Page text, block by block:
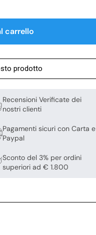
carrello
prodotto
Recensioni Verificate dei
nostri clienti
Pagamenti sicuri con Carta e
Paypal
Sconto del 3% per ordini
superiori ad € 1.800